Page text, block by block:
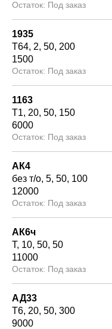
Под заказ
1935
Т64 2 50 200
1500
Под заказ
1163
Т1 20 50 150
6000
Под заказ
АК4
без т/о 5 50 100
12000
Под заказ
АК6ч
Т 10 50 50
11000
Под заказ
АД33
Т6 20 50 300
9000